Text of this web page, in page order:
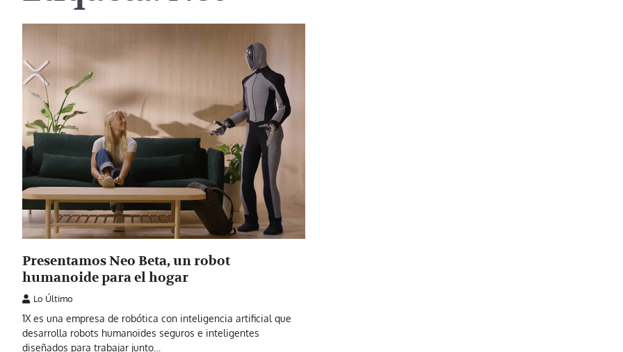
Presentamos Neo Beta, un robot
humanoide para el hogar
Lo Último
1X es una empresa de robótica con inteligencia artificial que
desarrolla robots humanoides seguros e inteligentes
diseñados para trabajar junto…